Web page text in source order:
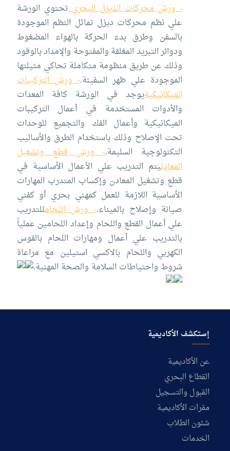
خريطة الموقع
- ورش محركات الديزل البحريتحتوي الورشة
علي نظم محركات ديزل تماثل النظم الموجودة
بالسفن وطرق بدء الحركة بالهواء المضغوط
ودوائر التبريد المغلقة والمفتوحة والإمداد بالوقود
وذلك عن طريق منظومة متكاملة تحاكي مثيلتها
الموجودة علي ظهر السفينة.- ورش التركيبات
الميكانيكيةيوجد في الورشة كافة المعدات
والأدوات المستخدمة في أعمال التركيبات
الميكانيكية وأعمال الفك والتجميع للوحدات
تحت الإصلاح وذلك باستخدام الطرق والأساليب
التكنولوجية السليمة.- ورش قطع وتشغيل
المعادنيتم التدريب علي الأعمال الأساسية في
قطع وتشغيل المعادن وإكساب المتدرب المهارات
الأساسية اللازمة للعمل كمهني بحري أو كفني
صيانة وإصلاح بالميناء.- ورش اللحامللتدريب
علي أعمال القطع واللحام وإعداد اللحامين عملياً
بالتدريب علي أعمال ومهارات اللحام بالقوس
الكهربي واللحام بالاكسي استيلين مع مراعاة
شروط واحتياطات السلامة والصحة المهنية.
إستكشف الأكاديمية
عن الأكاديمية
القطاع البحري
القبول والتسجيل
مقرات الأكاديمية
شئون الطلاب
الخدمات